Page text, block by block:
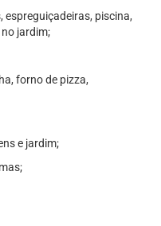
espreguiçadeiras, piscina,
jardim;
forno de pizza,
e jardim;